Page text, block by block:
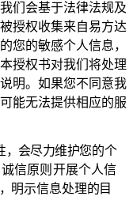
们会基于法律法规及
授权收集来自易方达
您的敏感个人信息，
授权书对我们将处理
明。如果您不同意我
能无法提供相应的服
，会尽力维护您的个
诚信原则开展个人信
明示信息处理的目